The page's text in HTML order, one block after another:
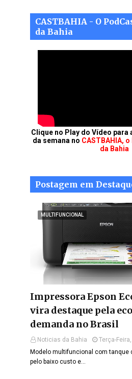
CASTBAHIA - O
da Bahia
Clique no Play do Vídeo
da semana no CASTBAHIA,
da Bahia
Postagem em
MULTIFUNCIONAL
Impressora Epson
vira destaque pela
demanda no Brasil
Noticias da Bahia
Terça-
Modelo multifuncional com tanque
pelo baixo custo e…